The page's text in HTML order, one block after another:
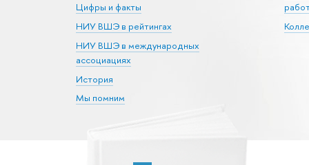
Цифры и факты
НИУ ВШЭ в рейтингах
НИУ ВШЭ в международных
ассоциациях
История
Мы помним